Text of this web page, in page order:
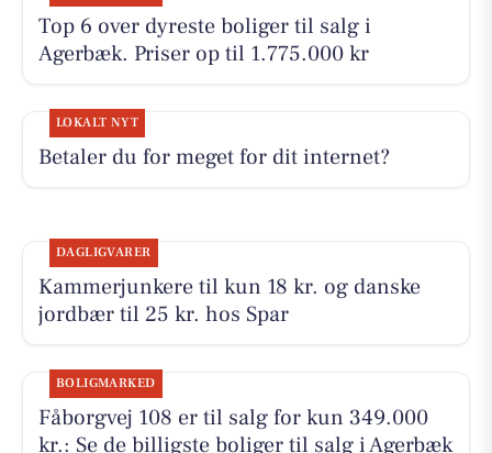
Top 6 over dyreste boliger til salg i
Agerbæk. Priser op til 1.775.000 kr
LOKALT NYT
Betaler du for meget for dit internet?
DAGLIGVARER
Kammerjunkere til kun 18 kr. og danske
jordbær til 25 kr. hos Spar
BOLIGMARKED
Fåborgvej 108 er til salg for kun 349.000
kr.: Se de billigste boliger til salg i Agerbæk